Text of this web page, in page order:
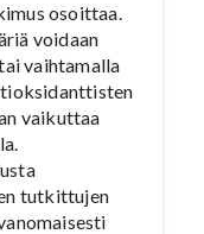
osoittaa.
voidaan
vaihtamalla
vaikuttaa
tutkittujen